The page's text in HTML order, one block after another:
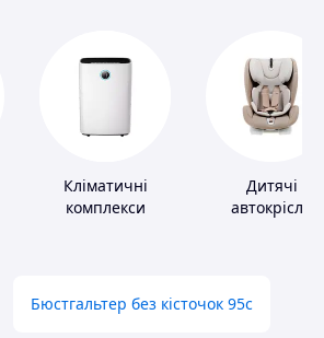
Кліматичні
комплекси
Дитячі
автокрісла
Бюстгальтер без кісточок 95с